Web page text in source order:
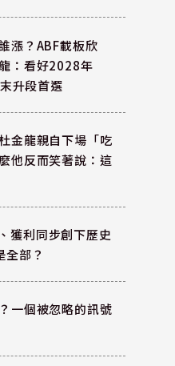
漲？ABF載板欣
：看好2028年
升段首選
金龍親自下場「吃
他反而笑著說：這
獲利同步創下歷史
全部？
一個被忽略的訊號